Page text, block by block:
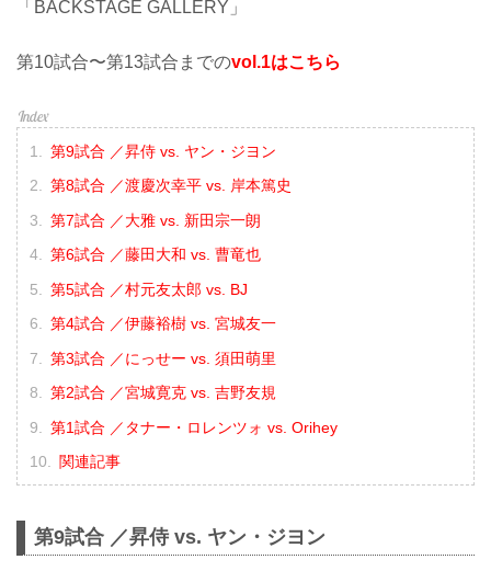
「BACKSTAGE GALLERY」
第10試合〜第13試合までのvol.1はこちら
第9試合 ／昇侍 vs. ヤン・ジヨン
第8試合 ／渡慶次幸平 vs. 岸本篤史
第7試合 ／大雅 vs. 新田宗一朗
第6試合 ／藤田大和 vs. 曹竜也
第5試合 ／村元友太郎 vs. BJ
第4試合 ／伊藤裕樹 vs. 宮城友一
第3試合 ／にっせー vs. 須田萌里
第2試合 ／宮城寛克 vs. 吉野友規
第1試合 ／タナー・ロレンツォ vs. Orihey
関連記事
第9試合 ／昇侍 vs. ヤン・ジヨン